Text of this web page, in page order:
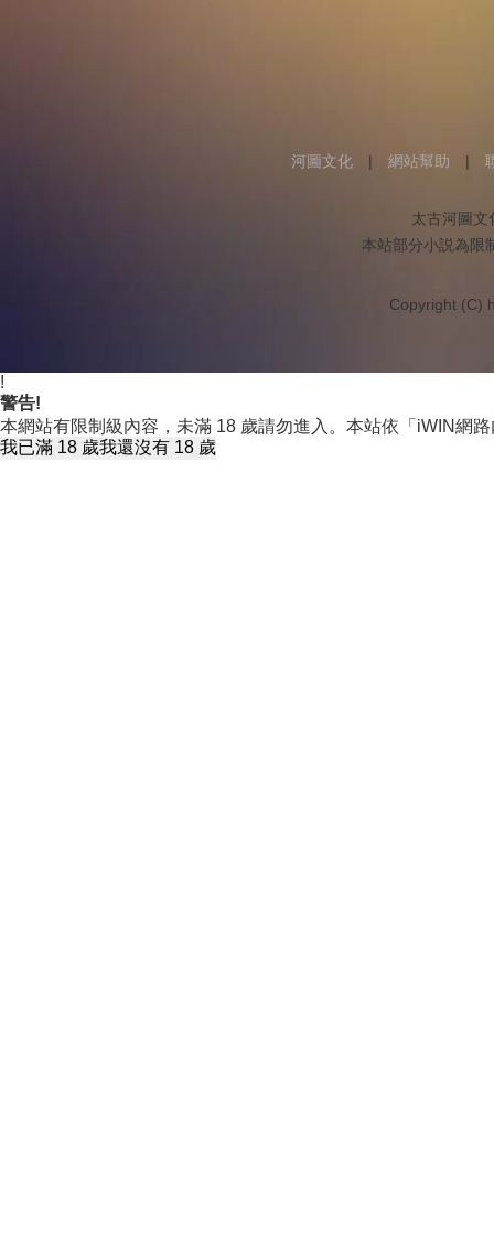
河圖文化 | 網站幫助 |
太古河圖文
本站部分小説為限
Copyright (C)
!
警告!
本網站有限制級內容，未滿 18 歲請勿進入。本站依「iWIN網
我已滿 18 歲我還沒有 18 歲